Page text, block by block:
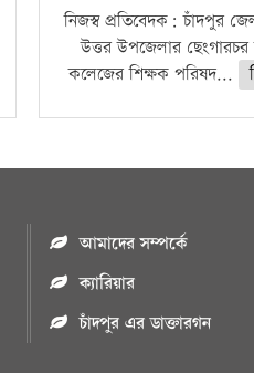
নিজস্ব প্রতিবেদক: চাঁদপুর
উত্তর উপজেলার ছেংগারচর
কলেজের শিক্ষক পরিষদ...
আমাদের সম্পর্কে
ক্যারিয়ার
চাঁদপুর এর ডাক্তারগন